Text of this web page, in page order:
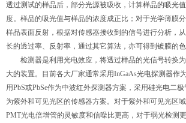
透过测试的样品后，部分光源被吸收，计算样品的吸光
度。样品的吸光值与样品的浓度成正比；对于光学薄膜
样品表面反射，根据对传感器接收到的信号进行分析，
长的透过率、反射率，通过其它算法，亦可得到镀膜的色
检测器是利用光电效应，将透过样品的光信号转换为
大的装置。目前各大厂家通常采用InGaAs光电探测器作
用PbS或PbSe作为中波红外探测器方案，采用硅光电二
为紫外和可见光区的传感器方案。对于紫外和可见光区
PMT光电倍增管的灵敏度和信噪比更高，对于弱光检测